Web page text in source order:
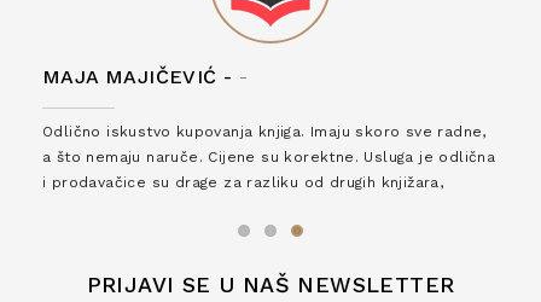
MAJA MAJIČEVIĆ - -
Odlično iskustvo kupovanja knjiga. Imaju skoro sve radne,
a što nemaju naruče. Cijene su korektne. Usluga je odlična
i prodavačice su drage za razliku od drugih knjižara,
PRIJAVI SE U NAŠ NEWSLETTER